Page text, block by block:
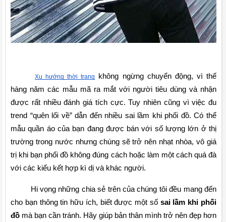
Xu hướng thời trang
không ngừng chuyển động, vì thế
hàng năm các mẫu mã ra mắt với người tiêu dùng và nhận
được rất nhiều đánh giá tích cực. Tuy nhiên cũng vì việc đu
trend “quên lối về” dẫn đến nhiều sai lầm khi phối đồ. Có thể
mẫu quần áo của bạn đang được bán với số lượng lớn ở thị
trường trong nước nhưng chúng sẽ trở nên nhạt nhòa, vô giá
trị khi bạn phối đồ không đúng cách hoặc làm một cách quá đà
với các kiểu kết hợp kì dị và khác người.
Hi vọng những chia sẻ trên của chúng tôi đều mang đến
cho bạn thông tin hữu ích, biết được một số sai lầm khi phối
đồ mà bạn cần tránh. Hãy giúp bản thân mình trở nên đẹp hơn